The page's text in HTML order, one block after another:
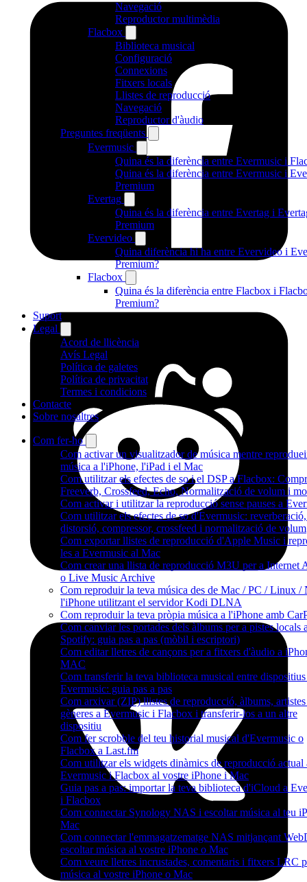
Navegació
Reproductor multimèdia
Flacbox
Biblioteca musical
Configuració
Connexions
Fitxers locals
Llistes de reproducció
Navegació
Reproductor d'àudio
Preguntes freqüents
Evermusic
Quina és la diferència entre Evermusic i
Quina és la diferència entre Evermusic i
Premium
Evertag
Quina és la diferència entre Evertag i
Premium
Evervideo
Quina diferència hi ha entre Evervideo i
Premium?
Flacbox
Quina és la diferència entre Flacbox i
Premium?
Suport
Legal
Acord de llicència
Avís Legal
Política de galetes
Política de privacitat
Termes i condicions
Contacte
Sobre nosaltres
Com fer-ho
Com activar un visualitzador de música mentre
música a l'iPhone, l'iPad i el Mac
Com utilitzar els efectes de so i el DSP a Flacbox:
Freeverb, Crossfeed, Echo, Normalització de volum i
Com activar i utilitzar la reproducció sense pauses a
Com utilitzar els efectes de so d'Evermusic:
distorsió, compressor, crossfeed i normalització de volum
Com exportar llistes de reproducció d'Apple Music i
les a Evermusic al Mac
Com crear una llista de reproducció M3U per a Internet
o Live Music Archive
Com reproduir la teva música des de Mac / PC / Linux /
l'iPhone utilitzant el servidor Kodi DLNA
Com reproduir la teva pròpia música a l'iPhone amb
Com canviar les portades dels àlbums per a pistes locals
Spotify: guia pas a pas (mòbil i escriptori)
Com editar lletres de cançons per a fitxers d'àudio a
MAC
Com transferir la teva biblioteca musical entre dispositius
Evermusic: guia pas a pas
Com arxivar (ZIP) llistes de reproducció, àlbums,
gèneres a Evermusic i Flacbox i transferir-los a un altre
dispositiu
Com fer scrobble del teu historial musical d'Evermusic o
Flacbox a Last.fm
Com utilitzar els widgets dinàmics de reproducció actual
Evermusic i Flacbox al vostre iPhone i Mac
Guia pas a pas: importar la teva biblioteca d'iCloud a
i Flacbox
Com connectar Synology NAS i escoltar música al teu
Mac
Com connectar l'emmagatzematge NAS mitjançant
escoltar música al vostre iPhone o Mac
Com veure lletres incrustades, comentaris i fitxers LRC
música al vostre iPhone o Mac